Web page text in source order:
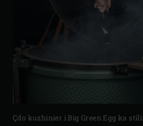
Çdo kuzhinier i Big Green Egg ka